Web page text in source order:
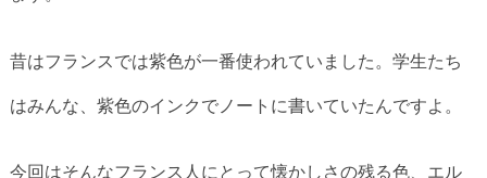
昔はフランスでは紫色が一番使われていました。学生たち
はみんな、紫色のインクでノートに書いていたんですよ。
今回はそんなフランス人にとって懐かしさの残る色、エル